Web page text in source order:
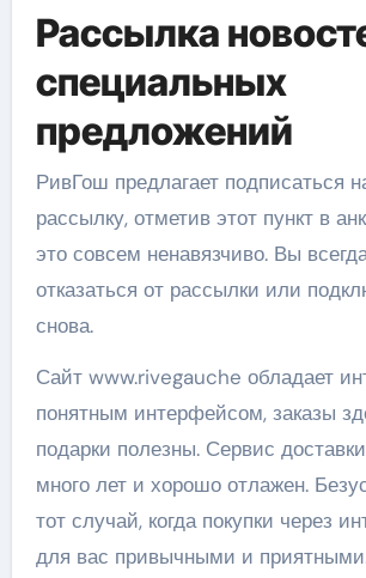
Рассылка
специальных
предложений
РивГош предлагает подписаться
рассылку, отметив этот пункт в
это совсем ненавязчиво. Вы
отказаться от рассылки или
снова.
Сайт www.rivegauche обладает
понятным интерфейсом, заказы
подарки полезны. Сервис
много лет и хорошо отлажен.
тот случай, когда покупки через
для вас привычными и